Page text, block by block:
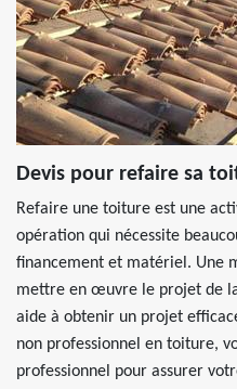
Devis pour refaire sa
Refaire une toiture est une
opération qui nécessite
financement et matériel. Une
mettre en œuvre le projet de
aide à obtenir un projet
non professionnel en toiture,
professionnel pour assurer